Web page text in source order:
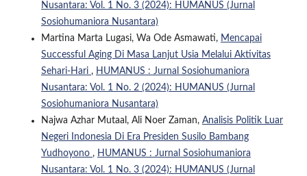
Nusantara: Vol. 1 No. 3 (2024): HUMANUS (Jurnal
Sosiohumaniora Nusantara)
Martina Marta Lugasi, Wa Ode Asmawati, Mencapai
Successful Aging Di Masa Lanjut Usia Melalui Aktivitas
Sehari-Hari , HUMANUS : Jurnal Sosiohumaniora
Nusantara: Vol. 1 No. 2 (2024): HUMANUS (Jurnal
Sosiohumaniora Nusantara)
Najwa Azhar Mutaal, Ali Noer Zaman, Analisis Politik Luar
Negeri Indonesia Di Era Presiden Susilo Bambang
Yudhoyono , HUMANUS : Jurnal Sosiohumaniora
Nusantara: Vol. 1 No. 3 (2024): HUMANUS (Jurnal